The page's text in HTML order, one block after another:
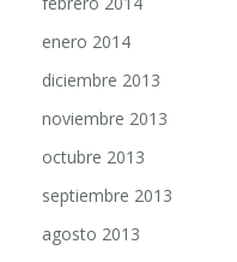
enero 2014
diciembre 2013
noviembre 2013
octubre 2013
septiembre 2013
agosto 2013
julio 2013